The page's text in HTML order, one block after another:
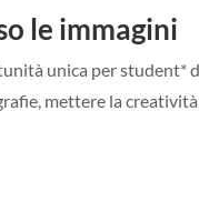
le immagini
unica per student*
mettere la